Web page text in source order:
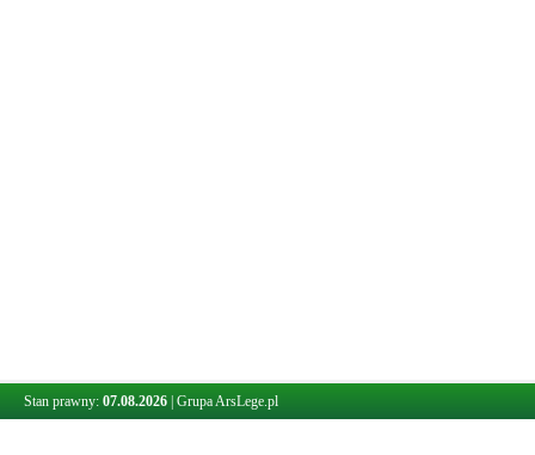
Stan prawny: 07.08.2026 Grupa ArsLege.pl